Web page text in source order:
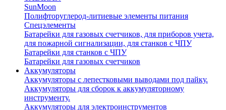
SunMoon
Полифторуглерод-литиевые элементы питания
Спецэлементы
Батарейки для газовых счетчиков, для приборов учета,
для пожарной сигнализации, для станков с ЧПУ
Батарейки для станков с ЧПУ
Батарейки для газовых счетчиков
Аккумуляторы
Аккумуляторы с лепестковыми выводами под пайку.
Аккумуляторы для сборок к аккумуляторному
инструменту.
Аккумуляторы для электроинструментов